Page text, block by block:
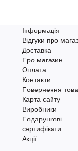
Інформація
Відгуки про
Доставка
Про магазин
Оплата
Контакти
Повернення
Карта сайту
Виробники
Подарункові
сертифікати
Акції